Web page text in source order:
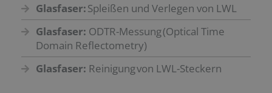
Glasfaser:Spleißen und Verlegen von LWL
Glasfaser: ODTR-Messung (Optical Time
Domain Reflectometry)
Glasfaser: Reinigung von LWL-Steckern